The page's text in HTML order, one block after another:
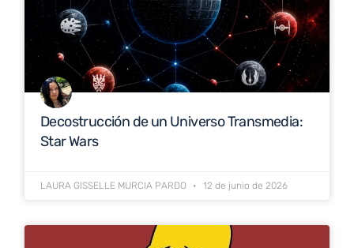
Decostrucción de un Universo Transmedia:
Star Wars
LAURA GISSELLE MURCIA PARDO 12 de junio de 2026